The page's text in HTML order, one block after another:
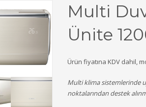
Multi
Ünite
Ürün fiyatına KDV dahil,
Multi klima sistemlerinde
noktalarından destek